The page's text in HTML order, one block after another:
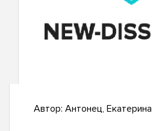
Автор: Антонец,